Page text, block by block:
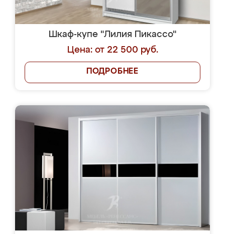
Шкаф-купе "Лилия Пикассо"
Цена: от 22 500 руб.
ПОДРОБНЕЕ